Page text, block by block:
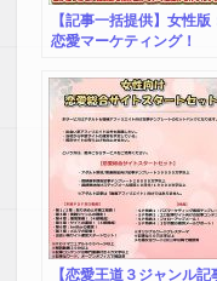
す。無料版もプレゼント
中。
【記事一括提供】女性版
恋愛マーケティング！
【恋愛王道３ジャンル記